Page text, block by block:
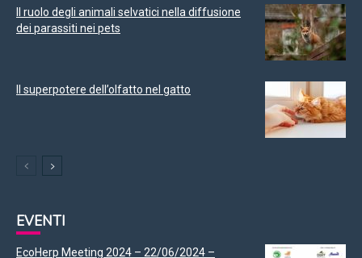
Il ruolo degli animali selvatici nella diffusione
dei parassiti nei pets
Il superpotere dell’olfatto nel gatto
EVENTI
EcoHerp Meeting 2024 – 22/06/2024 –